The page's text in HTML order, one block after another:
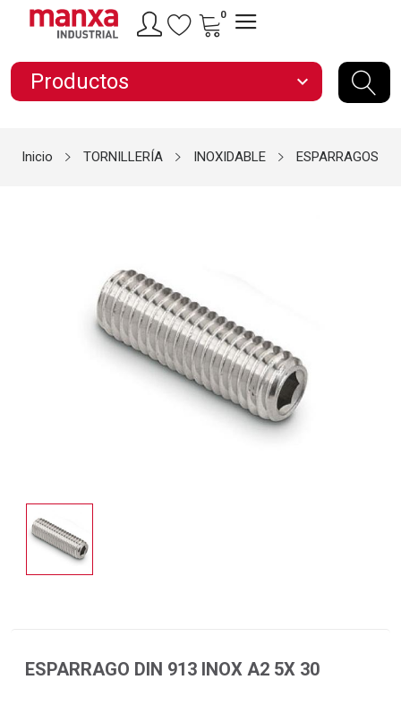
0
Productos expand_more
Inicio TORNILLERÍA INOXIDABLE ESPARRAGOS
ESPARRAGO DIN 913 INOX A2 5X 30